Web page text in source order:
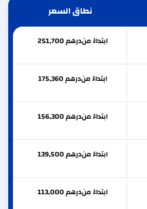
نطاق السعر
ابتداءً من 251,700درهم
ابتداءً من 175,360درهم
ابتداءً من 156,300درهم
ابتداءً من 139,500درهم
ابتداءً من 113,000درهم